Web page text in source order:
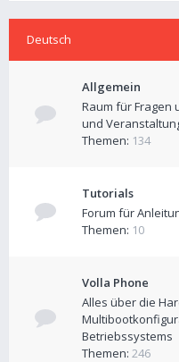
Deutsch
Allgemein
Raum für Fragen
und
Themen: 134
Tutorials
Forum für
Themen: 10
Volla Phone
Alles über die
Betriebssystems
Themen: 246